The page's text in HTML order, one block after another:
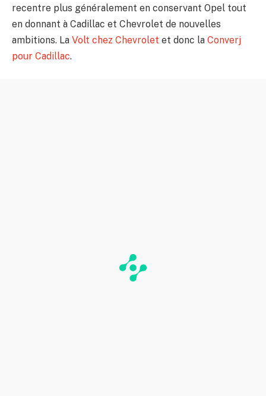
recentre plus généralement en conservant Opel tout
en donnant à Cadillac et Chevrolet de nouvelles
ambitions. La Volt chez Chevrolet et donc la Converj
pour Cadillac.